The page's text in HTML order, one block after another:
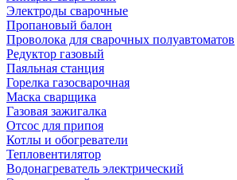
Электроды сварочные
Пропановый балон
Проволока для сварочных полуавтоматов
Редуктор газовый
Паяльная станция
Горелка газосварочная
Маска сварщика
Газовая зажигалка
Отсос для припоя
Котлы и обогреватели
Тепловентилятор
Водонагреватель электрический